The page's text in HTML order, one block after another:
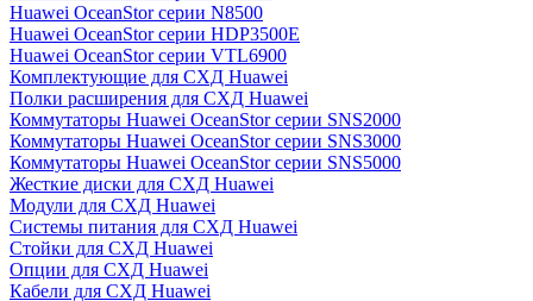
Huawei OceanStor серии N8500
Huawei OceanStor серии HDP3500E
Huawei OceanStor серии VTL6900
Комплектующие для СХД Huawei
Полки расширения для СХД Huawei
Коммутаторы Huawei OceanStor серии SNS2000
Коммутаторы Huawei OceanStor серии SNS3000
Коммутаторы Huawei OceanStor серии SNS5000
Жесткие диски для СХД Huawei
Модули для СХД Huawei
Системы питания для СХД Huawei
Стойки для СХД Huawei
Опции для СХД Huawei
Кабели для СХД Huawei